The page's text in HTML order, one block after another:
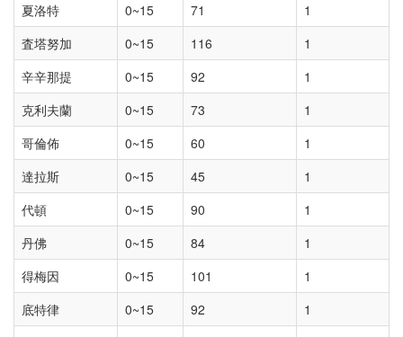
夏洛特
0~15 71
1
査塔努加
0~15 116
1
辛辛那提
0~15 92
1
克利夫蘭
0~15 73
1
哥倫佈
0~15 60
1
達拉斯
0~15 45
1
代頓
0~15 90
1
丹佛
0~15 84
1
得梅因
0~15 101
1
底特律
0~15 92
1